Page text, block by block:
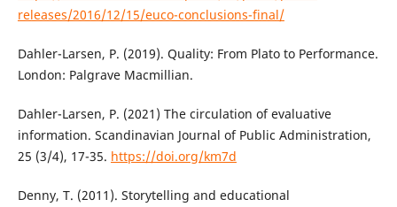
releases/2016/12/15/euco-conclusions-final/
Dahler-Larsen, P. (2019). Quality: From Plato to Performance.
London: Palgrave Macmillian.
Dahler-Larsen, P. (2021) The circulation of evaluative
information. Scandinavian Journal of Public Administration,
25 (3/4), 17-35. https://doi.org/km7d
Denny, T. (2011). Storytelling and educational